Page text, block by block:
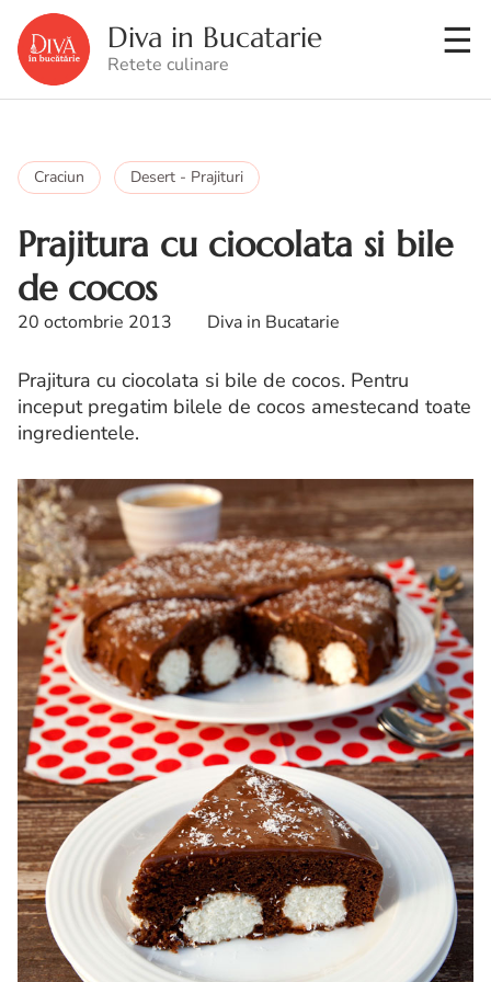
Diva in Bucatarie
Retete culinare
Craciun Desert - Prajituri
Prajitura cu ciocolata si bile
de cocos
20 octombrie 2013 Diva in Bucatarie
Prajitura cu ciocolata si bile de cocos. Pentru
inceput pregatim bilele de cocos amestecand toate
ingredientele.